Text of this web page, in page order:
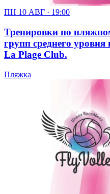
ПН 10 АВГ · 19:00
Тренировки по
групп среднего
La Plage Club.
Пляжка